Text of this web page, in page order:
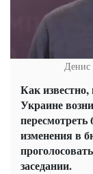
Как известно,
Украине
изменения в
заседании.